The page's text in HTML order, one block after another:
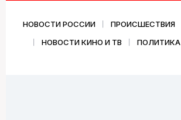
НОВОСТИ РОССИИ ПРОИСШЕСТВИЯ
НОВОСТИ КИНО И ТВ
ПОЛИТИКА